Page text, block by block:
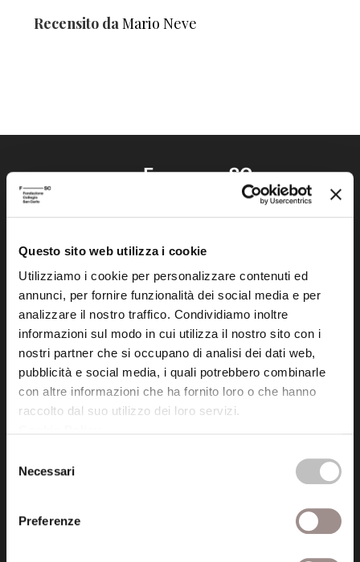
Questo sito web utilizza i cookie
Utilizziamo i cookie per personalizzare contenuti ed
annunci, per fornire funzionalità dei social media e per
analizzare il nostro traffico. Condividiamo inoltre
informazioni sul modo in cui utilizza il nostro sito con i
nostri partner che si occupano di analisi dei dati web,
pubblicità e social media, i quali potrebbero combinarle
con altre informazioni che ha fornito loro o che hanno
raccolto dal suo utilizzo dei loro servizi.
delNecessari
Preferenze
Recensito daMario Neve
Fondazione Collegio San Carlo
Via San Carlo 5
41121 Modena (MO)
P.I. 00641060363
tel. 059.421211
info@fondazionesancarlo.it
fondazionecollegiosancarlo@legalmail.it